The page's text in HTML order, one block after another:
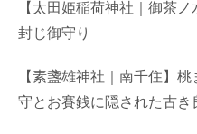
【太田姫稲荷神社｜御茶
封じ御守り
【素盞雄神社｜南千住】
守とお賽銭に隠された古き